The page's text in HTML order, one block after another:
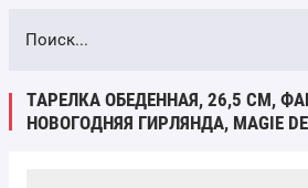
ВЫБОР ПО ПАРАМЕТРАМ
ТАРЕЛКА ОБЕДЕННАЯ, 26,5 СМ,
НОВОГОДНЯЯ ГИРЛЯНДА, MAGIE DE